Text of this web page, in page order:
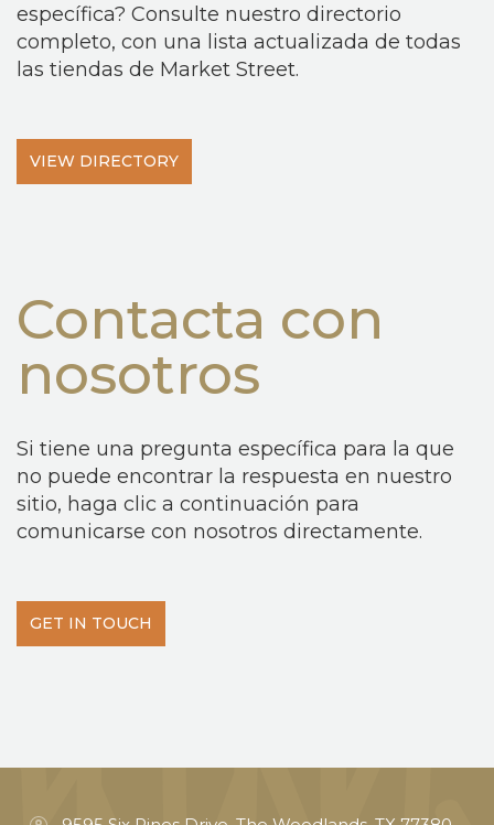
específica? Consulte nuestro directorio
completo, con una lista actualizada de todas
las tiendas de Market Street.
VIEW DIRECTORY
Contacta con
nosotros
Si tiene una pregunta específica para la que
no puede encontrar la respuesta en nuestro
sitio, haga clic a continuación para
comunicarse con nosotros directamente.
GET IN TOUCH